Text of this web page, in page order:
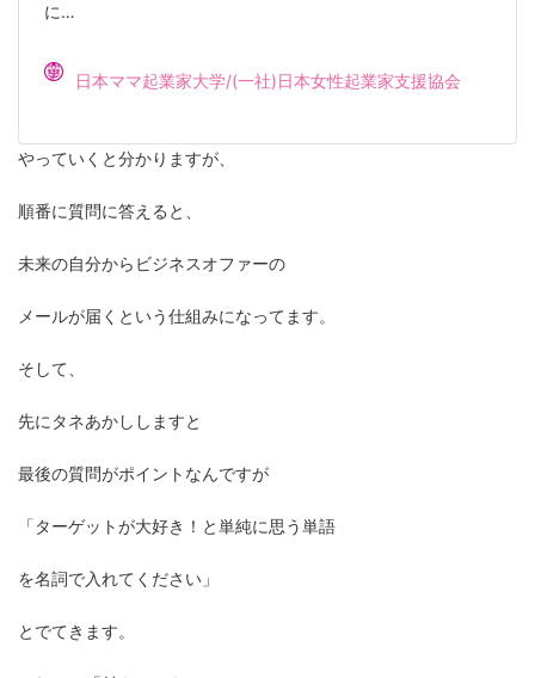
に…
日本ママ起業家大学/(一社)日本女性起業家支援協会
やっていくと分かりますが、
順番に質問に答えると、
未来の自分からビジネスオファーの
メールが届くという仕組みになってます。
そして、
先にタネあかししますと
最後の質問がポイントなんですが
「ターゲットが大好き！と単純に思う単語
を名詞で入れてください」
とでてきます。